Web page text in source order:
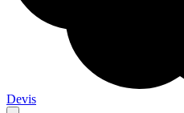
Devis